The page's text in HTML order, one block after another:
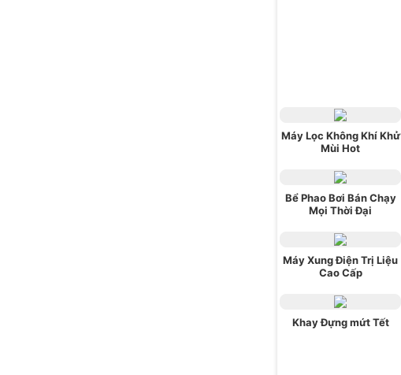
Máy Lọc Không Khí Khử
Mùi Hot
Bể Phao Bơi Bán Chạy
Mọi Thời Đại
Máy Xung Điện Trị Liệu
Cao Cấp
Khay Đựng mứt Tết